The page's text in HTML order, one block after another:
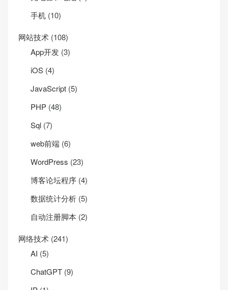
手机 (10)
网站技术 (108)
App开发 (3)
iOS (4)
JavaScript (5)
PHP (48)
Sql (7)
web前端 (6)
WordPress (23)
博客论坛程序 (4)
数据统计分析 (5)
自动注册脚本 (2)
网络技术 (241)
AI (5)
ChatGPT (9)